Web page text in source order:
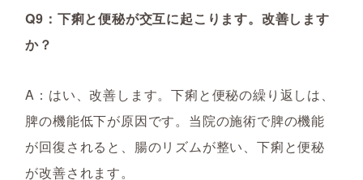
Q9：下痢と便秘が交互に起こります。改善します
か？
A：はい、改善します。下痢と便秘の繰り返しは、
脾の機能低下が原因です。当院の施術で脾の機能
が回復されると、腸のリズムが整い、下痢と便秘
が改善されます。